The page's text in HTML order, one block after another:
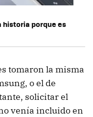
historia porque es
tomaron la misma
o el de
solicitar el
venía incluido en